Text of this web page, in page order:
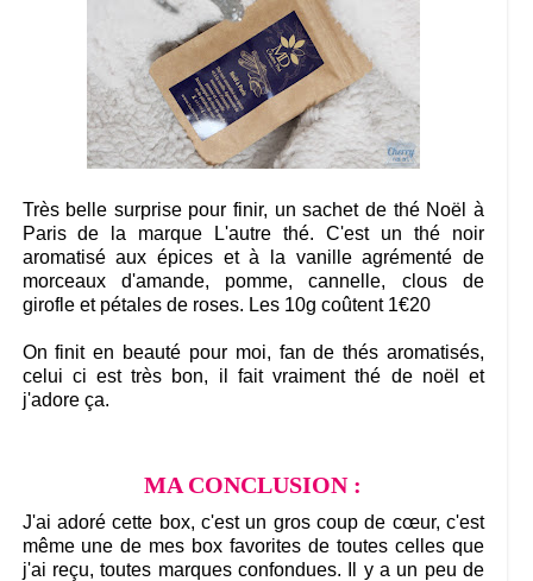
Très belle surprise pour finir, un sachet de thé Noël à
Paris de la marque L'autre thé. C'est un thé noir
aromatisé aux épices et à la vanille agrémenté de
morceaux d'amande, pomme, cannelle, clous de
girofle et pétales de roses. Les 10g coûtent 1€20
On finit en beauté pour moi, fan de thés aromatisés,
celui ci est très bon, il fait vraiment thé de noël et
j'adore ça.
MA CONCLUSION :
J'ai adoré cette box, c'est un gros coup de cœur, c'est
même une de mes box favorites de toutes celles que
j'ai reçu, toutes marques confondues. Il y a un peu de